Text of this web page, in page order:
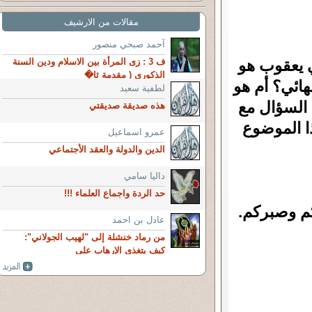
يعقوب هو
أم هو
السؤال مع
الموضوع
وصبركم.
مقالات من الارشيف
آحمد صبحي منصور
ف 3 : زى المرأة بين الاسلام ودين السنة
الذكورى ( مقدمة ثا�
لطفية سعيد
هذه صديقة صديقتي
عمرو اسماعيل
الدين والدولة والعقد الأجتماعي
داليا سامي
حد الردة واجماع العلماء !!!
عادل بن احمد
من رماد خنشلة إلى "لهيب الجولاني":
كيف يتغذى الإرهاب على